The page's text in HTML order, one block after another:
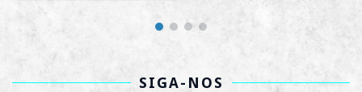
SIGA-NOS